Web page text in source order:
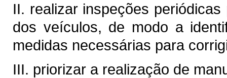
II. realizar inspeções
dos veículos, de modo a
medidas necessárias para
III. priorizar a realização de